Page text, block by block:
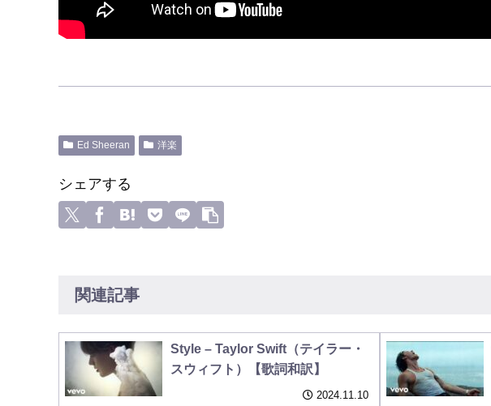
Ed Sheeran 洋楽
シェアする
関連記事
Style – Taylor Swift（テイラー・
スウィフト）【歌詞和訳】
2024.11.10